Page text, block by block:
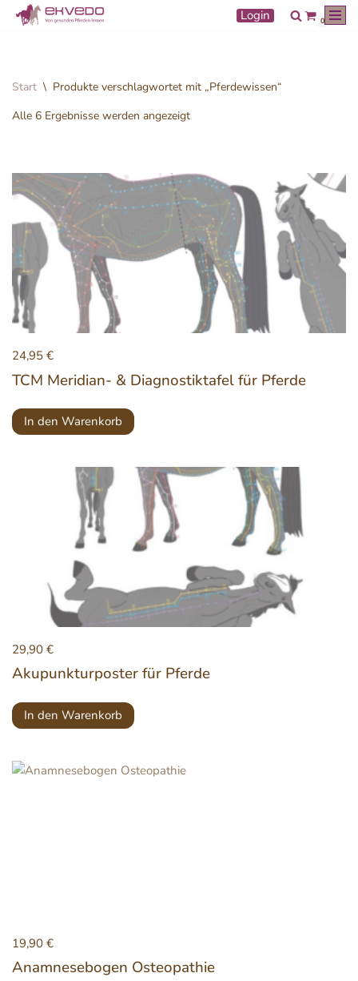
springen
Login 0
Start \ Produkte verschlagwortet mit „Pferdewissen“
Alle 6 Ergebnisse werden angezeigt
24,95 €
TCM Meridian- & Diagnostiktafel für Pferde
In den Warenkorb
29,90 €
Akupunkturposter für Pferde
In den Warenkorb
19,90 €
Anamnesebogen Osteopathie